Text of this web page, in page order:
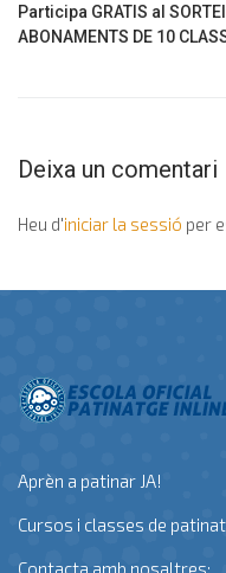
Participa GRATIS al
ABONAMENTS DE 10
Deixa un comentari
Heu d'iniciar la sessió per
Aprèn a patinar JA!
Cursos i classes de
Contacta amb nosaltres: